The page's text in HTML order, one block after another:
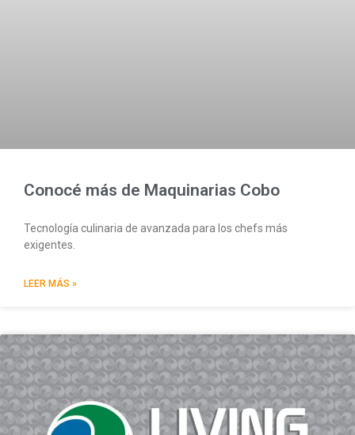
Conocé más de Maquinarias Cobo
Tecnología culinaria de avanzada para los chefs más
exigentes.
LEER MÁS »